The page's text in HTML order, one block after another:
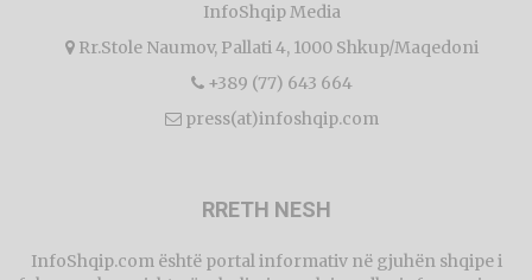
InfoShqip Media
Rr.Stole Naumov, Pallati 4, 1000 Shkup/Maqedoni
+389 (77) 643 664
press(at)infoshqip.com
RRETH NESH
InfoShqip.com është portal informativ në gjuhën shqipe i